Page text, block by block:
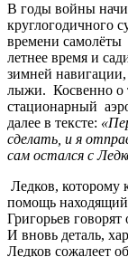
В годы войны
круглогодичного
времени самолёты
летнее время и
зимней
лыжи. Косвенно о
стационарный
далее в тексте:
сделать, и я
сам остался с
Ледков, которому
помощь
Григорьев
И вновь деталь,
Ледков сожалеет